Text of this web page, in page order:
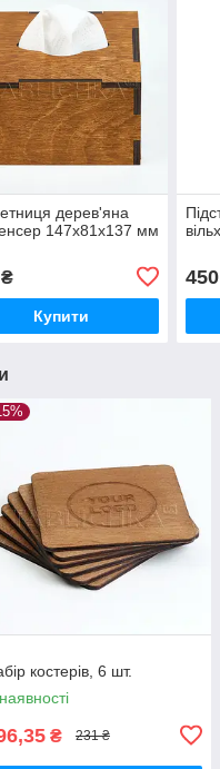
дерев'яна
147х81х137 мм
Купити
450
костерів, 6 шт.
₴ 231 ₴